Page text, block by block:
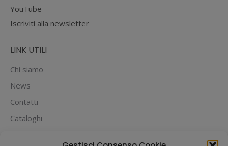
YouTube
Iscriviti alla newsletter
LINK UTILI
Chi siamo
News
Contatti
Cataloghi